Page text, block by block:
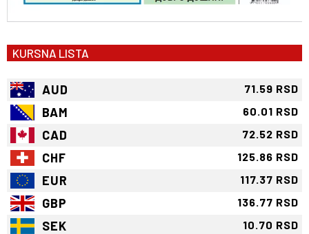
KURSNA LISTA
AUD 71.59 RSD
BAM 60.01 RSD
CAD 72.52 RSD
CHF 125.86 RSD
EUR 117.37 RSD
GBP 136.77 RSD
SEK 10.70 RSD